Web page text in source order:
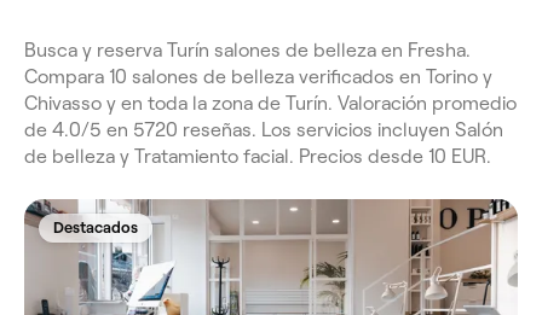
Busca y reserva Turín salones de belleza en Fresha.
Compara 10 salones de belleza verificados en Torino y
Chivasso y en toda la zona de Turín. Valoración promedio
de 4.0/5 en 5720 reseñas. Los servicios incluyen Salón
de belleza y Tratamiento facial. Precios desde 10 EUR.
Destacados